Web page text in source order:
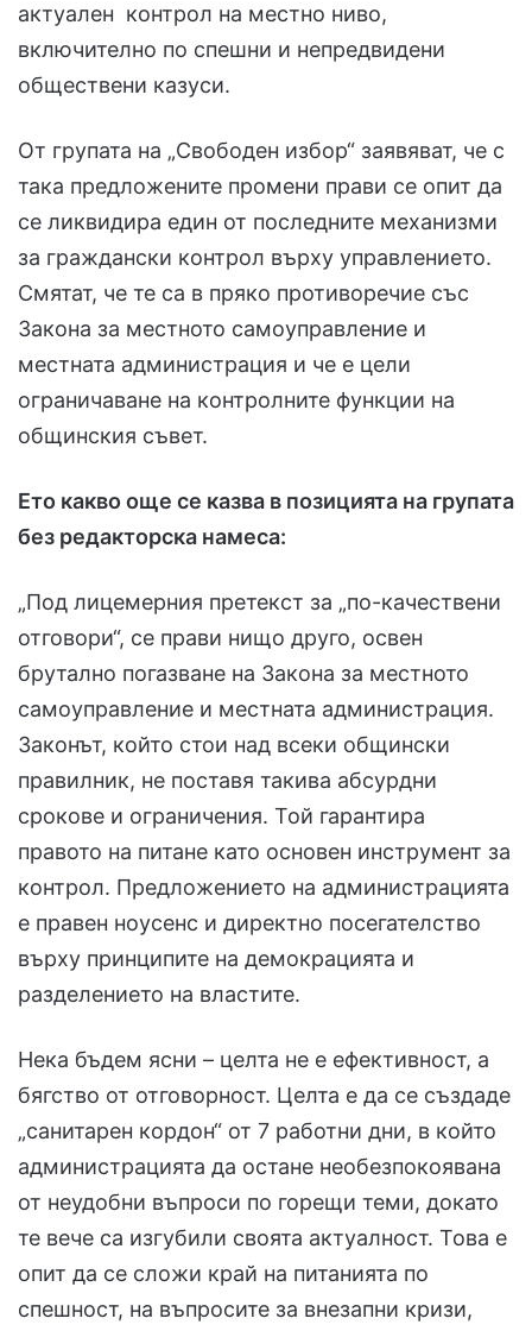
актуален контрол на местно ниво,
включително по спешни и непредвидени
обществени казуси.
От групата на „Свободен избор“ заявяват, че с
така предложените промени прави се опит да
се ликвидира един от последните механизми
за граждански контрол върху управлението.
Смятат, че те са в пряко противоречие със
Закона за местното самоуправление и
местната администрация и че е цели
ограничаване на контролните функции на
общинския съвет.
Ето какво още се казва в позицията на групата
без редакторска намеса:
„Под лицемерния претекст за „по-качествени
отговори“, се прави нищо друго, освен
брутално погазване на Закона за местното
самоуправление и местната администрация.
Законът, който стои над всеки общински
правилник, не поставя такива абсурдни
срокове и ограничения. Той гарантира
правото на питане като основен инструмент за
контрол. Предложението на администрацията
е правен ноусенс и директно посегателство
върху принципите на демокрацията и
разделението на властите.
Нека бъдем ясни – целта не е ефективност, а
бягство от отговорност. Целта е да се създаде
„санитарен кордон“ от 7 работни дни, в който
администрацията да остане необезпокоявана
от неудобни въпроси по горещи теми, докато
те вече са изгубили своята актуалност. Това е
опит да се сложи край на питанията по
спешност, на въпросите за внезапни кризи,